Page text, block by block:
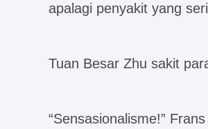
apalagi penyakit yang
Tuan Besar Zhu sakit
“Sensasionalisme!”